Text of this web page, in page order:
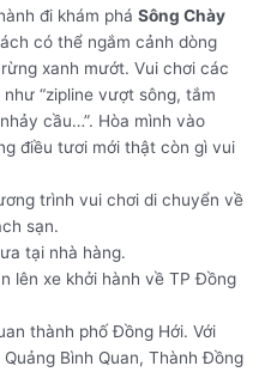
đi khám pháSông Chày
có thể ngắm cảnh dòng
xanh mướt. Vui chơi các
“zipline vượt sông, tắm
cầu…”. Hòa mình vào
điều tươi mới thật còn gì vui
trình vui chơi di chuyển về
sạn.
tại nhà hàng.
lên xe khởi hành về TP Đồng
thành phố Đồng Hới. Với
Bình Quan, Thành Đồng